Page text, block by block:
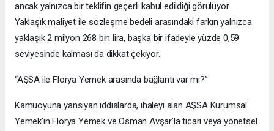
ancak yalnızca bir teklifin geçerli kabul edildiği görülüyor.
Yaklaşık maliyet ile sözleşme bedeli arasındaki farkın yalnızca
yaklaşık 2 milyon 268 bin lira, başka bir ifadeyle yüzde 0,59
seviyesinde kalması da dikkat çekiyor.
“AŞSA ile Florya Yemek arasında bağlantı var mı?”
Kamuoyuna yansıyan iddialarda, ihaleyi alan AŞSA Kurumsal
Yemek’in Florya Yemek ve Osman Avşar’la ticari veya yönetsel